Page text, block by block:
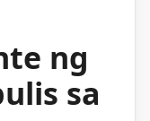
ng
sa